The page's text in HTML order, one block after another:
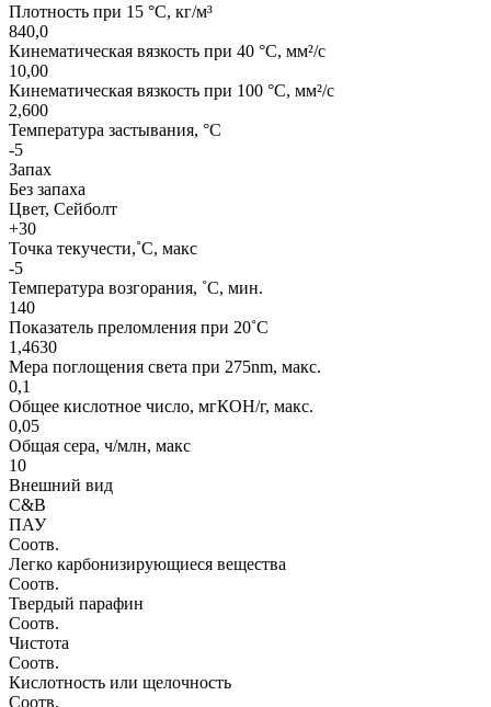
Плотность при 15 °C, кг/м³
840,0
Кинематическая вязкость при 40 °C, мм²/с
10,00
Кинематическая вязкость при 100 °C, мм²/с
2,600
Температура застывания, °C
-5
Запах
Без запаха
Цвет, Сейболт
+30
Точка текучести,˚C, макс
-5
Температура возгорания, ˚C, мин.
140
Показатель преломления при 20˚C
1,4630
Мера поглощения света при 275nm, макс.
0,1
Общее кислотное число, мгКОН/г, макс.
0,05
Общая сера, ч/млн, макс
10
Внешний вид
C&B
ПАУ
Соотв.
Легко карбонизирующиеся вещества
Соотв.
Твердый парафин
Соотв.
Чистота
Соотв.
Кислотность или щелочность
Соотв.